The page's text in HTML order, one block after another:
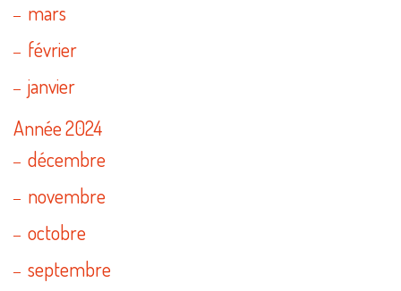
mars
février
janvier
Année 2024
décembre
novembre
octobre
septembre